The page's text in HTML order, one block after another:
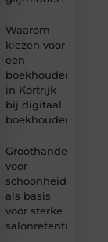
Waarom
kiezen voor
een
boekhouder
in Kortrijk
bij digitaal
boekhouden?
Groothandel
voor
als basis
voor sterke
salonretentie